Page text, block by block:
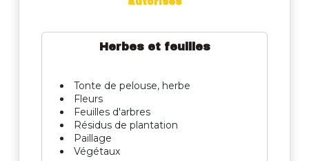
Herbes et feuilles
Tonte de pelouse, herbe
Fleurs
Feuilles d'arbres
Résidus de plantation
Paillage
Végétaux